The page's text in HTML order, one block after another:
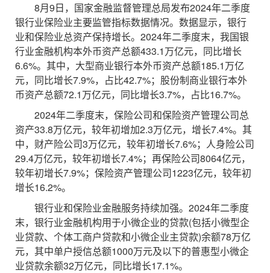
8月9日，国家金融监督管理总局发布2024年二季度
银行业保险业主要监管指标数据情况。数据显示，银行
业和保险业总资产保持增长。2024年二季度末，我国银
行业金融机构本外币资产总额433.1万亿元，同比增长
6.6%。其中，大型商业银行本外币资产总额185.1万亿
元，同比增长7.9%，占比42.7%；股份制商业银行本外
币资产总额72.1万亿元，同比增长3.7%，占比16.7%。
2024年二季度末，保险公司和保险资产管理公司总
资产33.8万亿元，较年初增加2.3万亿元，增长7.4%。其
中，财产险公司3万亿元，较年初增长7.6%；人身险公司
29.4万亿元，较年初增长7.4%；再保险公司8064亿元，
较年初增长7.9%；保险资产管理公司1223亿元，较年初
增长16.2%。
银行业和保险业金融服务持续加强。2024年二季度
末，银行业金融机构用于小微企业的贷款(包括小微型企
业贷款、个体工商户贷款和小微企业主贷款)余额78万亿
元，其中单户授信总额1000万元及以下的普惠型小微企
业贷款余额32万亿元，同比增长17.1%。